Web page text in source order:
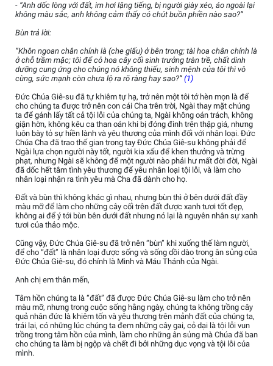
- “Anh dốc lòng với đất, im hơi lặng tiếng, bị người giày xéo, áo ngoài lại
không màu sắc, anh không cảm thấy có chút buồn phiền nào sao?”
Bùn trả lời:
“Khôn ngoan chân chính là (che giấu) ở bên trong; tài hoa chân chính là
ở chỗ trầm mặc; tôi để cỏ hoa cây cối sinh trưởng tràn trề, chất dinh
dưỡng cung ứng cho chúng nó không thiếu, sinh mệnh của tôi thì vô
cùng, sức mạnh còn chưa lộ ra rõ ràng hay sao?” (1)
Đức Chúa Giê-su đã tự khiêm tự hạ, trở nên một tôi tớ hèn mọn là để
cho chúng ta được trở nên con cái Cha trên trời, Ngài thay mặt chúng
ta để gánh lấy tất cả tội lỗi của chúng ta, Ngài không oán trách, không
giận hờn, không kêu ca than oán khi bị đóng đinh trên thập giá, nhưng
luôn bày tỏ sự hiền lành và yêu thương của mình đối với nhân loại. Đức
Chúa Cha đã trao thế gian trong tay Đức Chúa Giê-su không phải để
Ngài lựa chọn người này tốt, người kia xấu để khen thưởng và trừng
phạt, nhưng Ngài sẽ không để một người nào phải hư mất đời đời, Ngài
đã dốc hết tâm tình yêu thương để yêu nhân loại tội lỗi, và làm cho
nhân loại nhận ra tình yêu mà Cha đã dành cho họ.
Đất và bùn thì không khác gì nhau, nhưng bùn thì ở bên dưới đất đầy
màu mỡ để làm cho những cây cối trên đất được xanh tươi tốt đẹp,
không ai để ý tới bùn bên dưới đất nhưng nó lại là nguyên nhân sự xanh
tươi của thảo mộc.
Cũng vậy, Đức Chúa Giê-su đã trở nên “bùn” khi xuống thế làm người,
để cho “đất” là nhân loại được sống và sống dồi dào trong ân sủng của
Đức Chúa Giê-su, đó chính là Mình và Máu Thánh của Ngài.
Anh chị em thân mến,
Tâm hồn chúng ta là “đất” đã được Đức Chúa Giê-su làm cho trở nên
màu mỡ, nhưng trong cuộc sống hằng ngày, chúng ta không trồng cây
quả nhân đức là khiêm tốn và yêu thương trên mảnh đất của chúng ta,
trái lại, có những lúc chúng ta đem những cây gai, cỏ dại là tội lỗi vun
trồng trong tâm hồn của mình, làm cho những ân sủng mà Chúa đã ban
cho chúng ta làm bị ngộp và chết đi bởi những dục vọng và tội lỗi của
mình.